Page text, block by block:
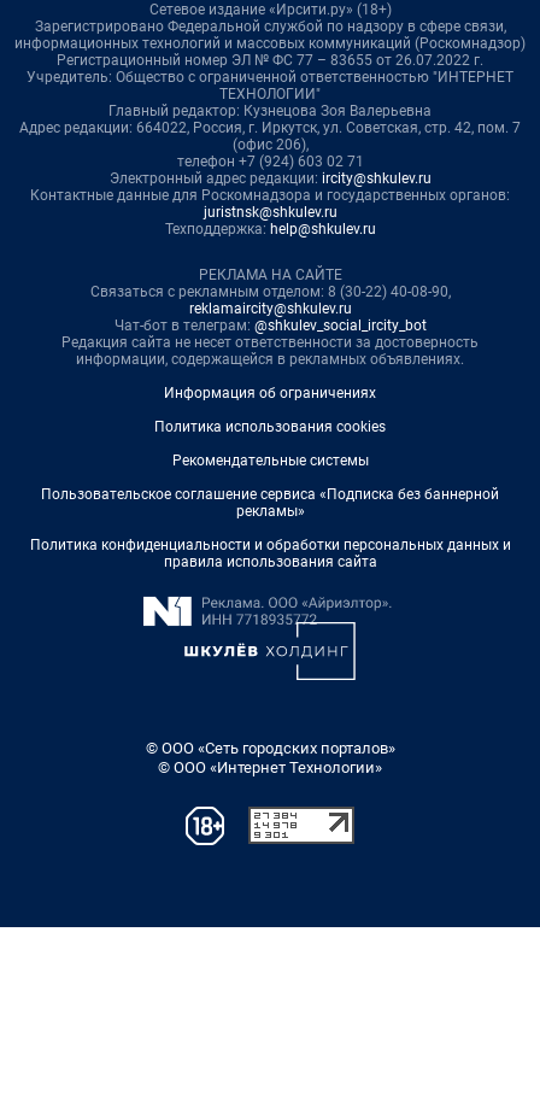
Сетевое издание «Ирсити.ру» (18+)
Зарегистрировано Федеральной службой по надзору в сфере связи,
информационных технологий и массовых коммуникаций (Роскомнадзор)
Регистрационный номер ЭЛ № ФС 77 – 83655 от 26.07.2022 г.
Учредитель: Общество с ограниченной ответственностью "ИНТЕРНЕТ
ТЕХНОЛОГИИ"
Главный редактор: Кузнецова Зоя Валерьевна
Адрес редакции: 664022, Россия, г. Иркутск, ул. Советская, стр. 42, пом. 7
(офис 206),
телефон +7 (924) 603 02 71
Электронный адрес редакции: ircity@shkulev.ru
Контактные данные для Роскомнадзора и государственных органов:
juristnsk@shkulev.ru
Техподдержка: help@shkulev.ru
РЕКЛАМА НА САЙТЕ
Связаться с рекламным отделом: 8 (30-22) 40-08-90,
reklamaircity@shkulev.ru
Чат-бот в телеграм: @shkulev_social_ircity_bot
Редакция сайта не несет ответственности за достоверность
информации, содержащейся в рекламных объявлениях.
Информация об ограничениях
Политика использования cookies
Рекомендательные системы
Пользовательское соглашение сервиса «Подписка без баннерной
рекламы»
Политика конфиденциальности и обработки персональных данных и
правила использования сайта
© ООО «Сеть городских порталов»
© ООО «Интернет Технологии»